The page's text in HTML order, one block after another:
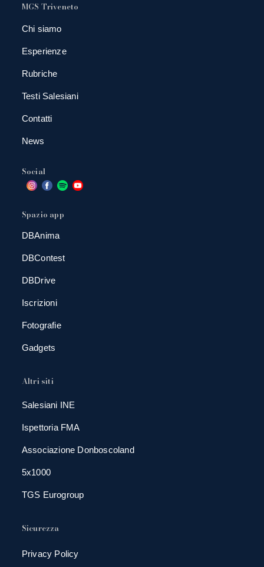
MGS Triveneto
Chi siamo
Esperienze
Rubriche
Testi Salesiani
Contatti
News
Social
Spazio app
DBAnima
DBContest
DBDrive
Iscrizioni
Fotografie
Gadgets
Altri siti
Salesiani INE
Ispettoria FMA
Associazione Donboscoland
5x1000
TGS Eurogroup
Sicurezza
Privacy Policy